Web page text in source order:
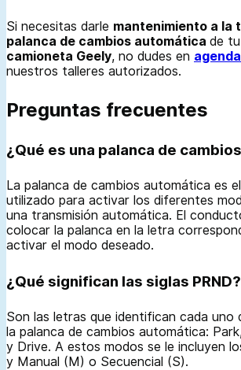
Si necesitas darle mantenimiento a la
palanca de cambios automática de tu
camioneta Geely, no dudes en
nuestros talleres autorizados.
Preguntas frecuentes
¿Qué es una palanca de
La palanca de cambios automática es
utilizado para activar los diferentes
una transmisión automática. El
colocar la palanca en la letra
activar el modo deseado.
¿Qué significan las siglas PRND?
Son las letras que identifican cada uno
la palanca de cambios automática:
y Drive. A estos modos se le incluyen
y Manual (M) o Secuencial (S).